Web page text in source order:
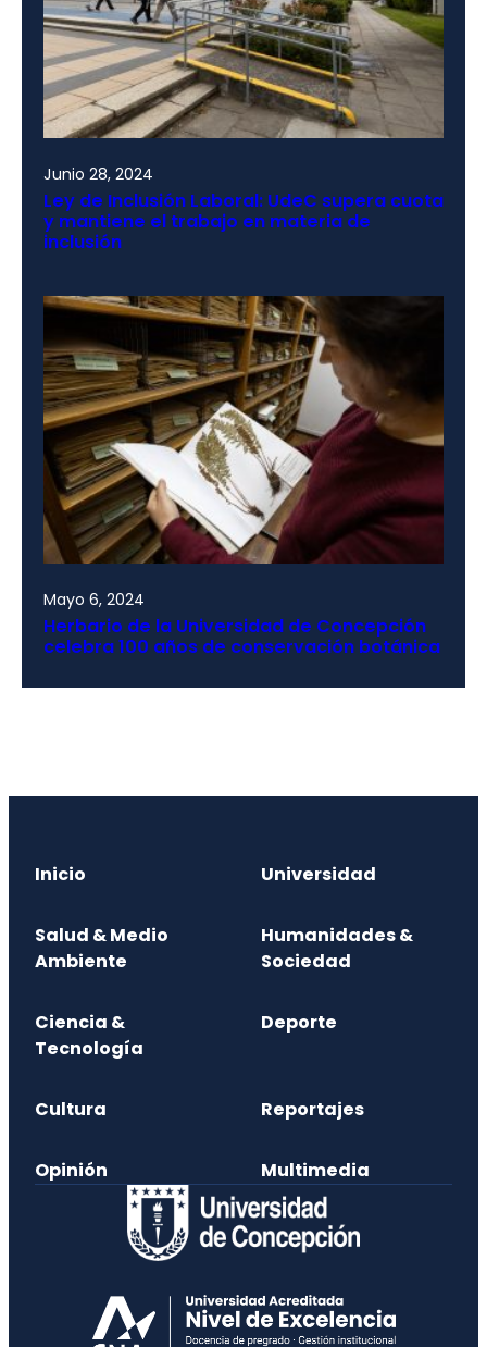
Junio 28, 2024
Ley de Inclusión Laboral: UdeC supera cuota
y mantiene el trabajo en materia de
inclusión
Mayo 6, 2024
Herbario de la Universidad de Concepción
celebra 100 años de conservación botánica
Inicio Universidad
Salud & Medio
Ambiente
Humanidades &
Sociedad
Ciencia &
Tecnología
Deporte
Cultura Reportajes
Opinión Multimedia